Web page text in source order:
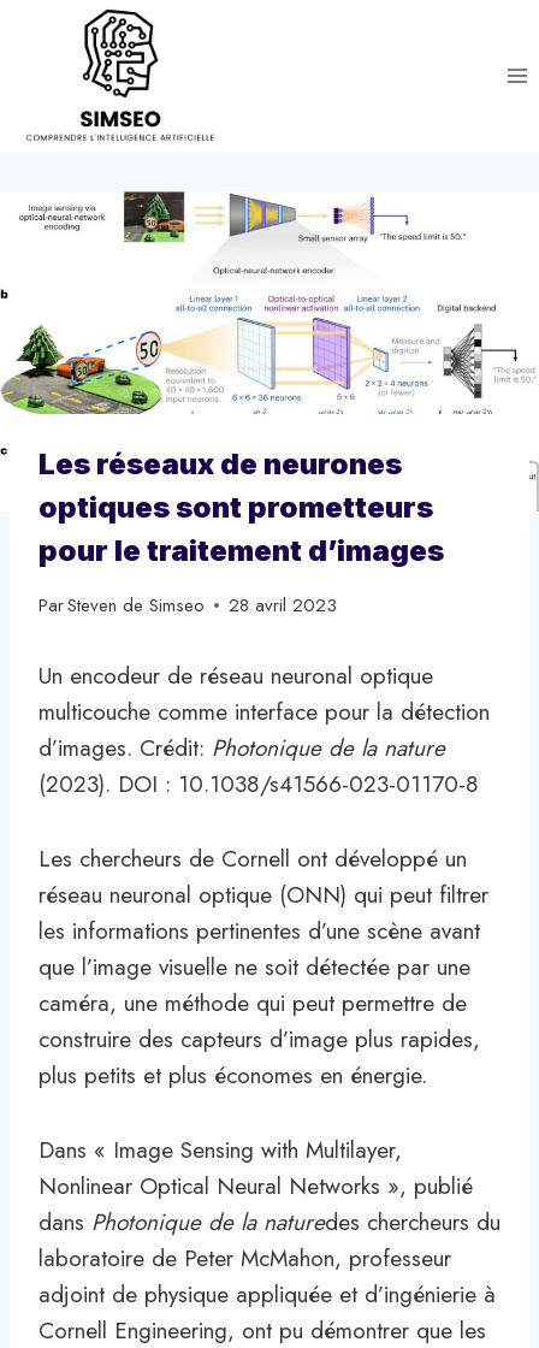
Les réseaux de neurones
optiques sont prometteurs
pour le traitement d’images
ParSteven de Simseo 28 avril 2023
Un encodeur de réseau neuronal optique
multicouche comme interface pour la détection
d’images. Crédit: Photonique de la nature
(2023). DOI : 10.1038/s41566-023-01170-8
Les chercheurs de Cornell ont développé un
réseau neuronal optique (ONN) qui peut filtrer
les informations pertinentes d’une scène avant
que l’image visuelle ne soit détectée par une
caméra, une méthode qui peut permettre de
construire des capteurs d’image plus rapides,
plus petits et plus économes en énergie.
Dans « Image Sensing with Multilayer,
Nonlinear Optical Neural Networks », publié
dans Photonique de la naturedes chercheurs du
laboratoire de Peter McMahon, professeur
adjoint de physique appliquée et d’ingénierie à
Cornell Engineering, ont pu démontrer que les